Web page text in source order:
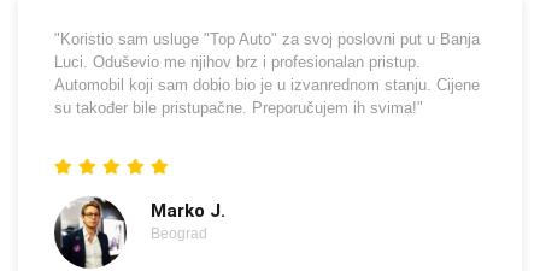
"Koristio sam usluge "Top Auto" za svoj poslovni put u Banja
Luci. Oduševio me njihov brz i profesionalan pristup.
Automobil koji sam dobio bio je u izvanrednom stanju. Cijene
su također bile pristupačne. Preporučujem ih svima!"
Marko J.
Beograd